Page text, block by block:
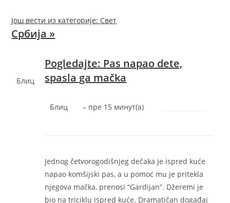
Још вести из категорије: Свет
Србија »
Блиц
Pogledajte: Pas napao dete,
spasla ga mačka
Блиц – ‎пре 15 минут(а)‎
Jednog četvorogodišnjeg dečaka je ispred kuće
napao komšijski pas, a u pomoć mu je pritekla
njegova mačka, prenosi “Gardijan”. Džeremi je
bio na triciklu ispred kuće. Dramatičan događaj